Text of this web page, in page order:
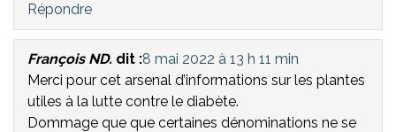
Répondre
François ND. dit :8 mai 2022 à 13 h 11 min
Merci pour cet arsenal d’informations sur les plantes
utiles à la lutte contre le diabète.
Dommage que que certaines dénominations ne se